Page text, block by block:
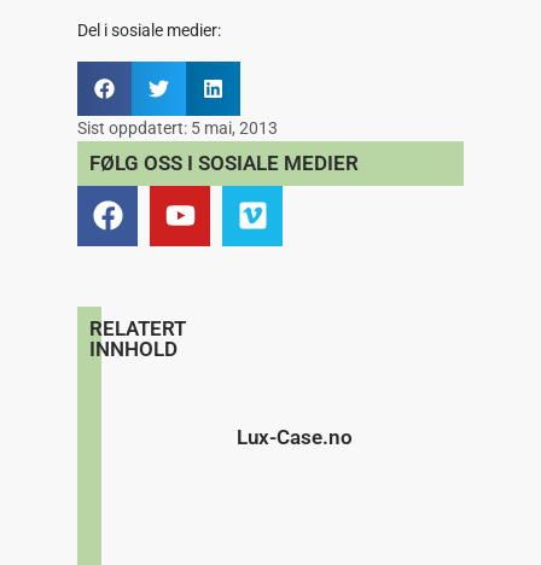
Del i sosiale medier:
Sist oppdatert: 5 mai, 2013
FØLG OSS I SOSIALE MEDIER
RELATERT
INNHOLD
Lux-Case.no